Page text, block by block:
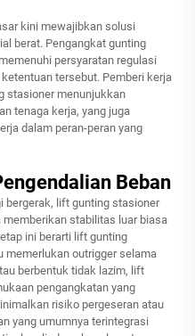
kini mewajibkan solusi
berat. Pengangkat gunting
persyaratan regulasi
tersebut. Pemberi kerja
stasioner menunjukkan
tenaga kerja, yang juga
dalam peran-peran yang
Beban
bergerak, lift gunting stasioner
stabilitas luar biasa
ini berarti lift gunting
memerlukan outrigger selama
berbentuk tidak lazim, lift
pengangkatan yang
risiko pergeseran atau
yang umumnya terintegrasi